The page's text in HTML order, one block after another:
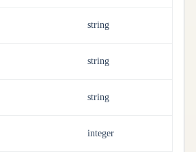
string
string
string
integer